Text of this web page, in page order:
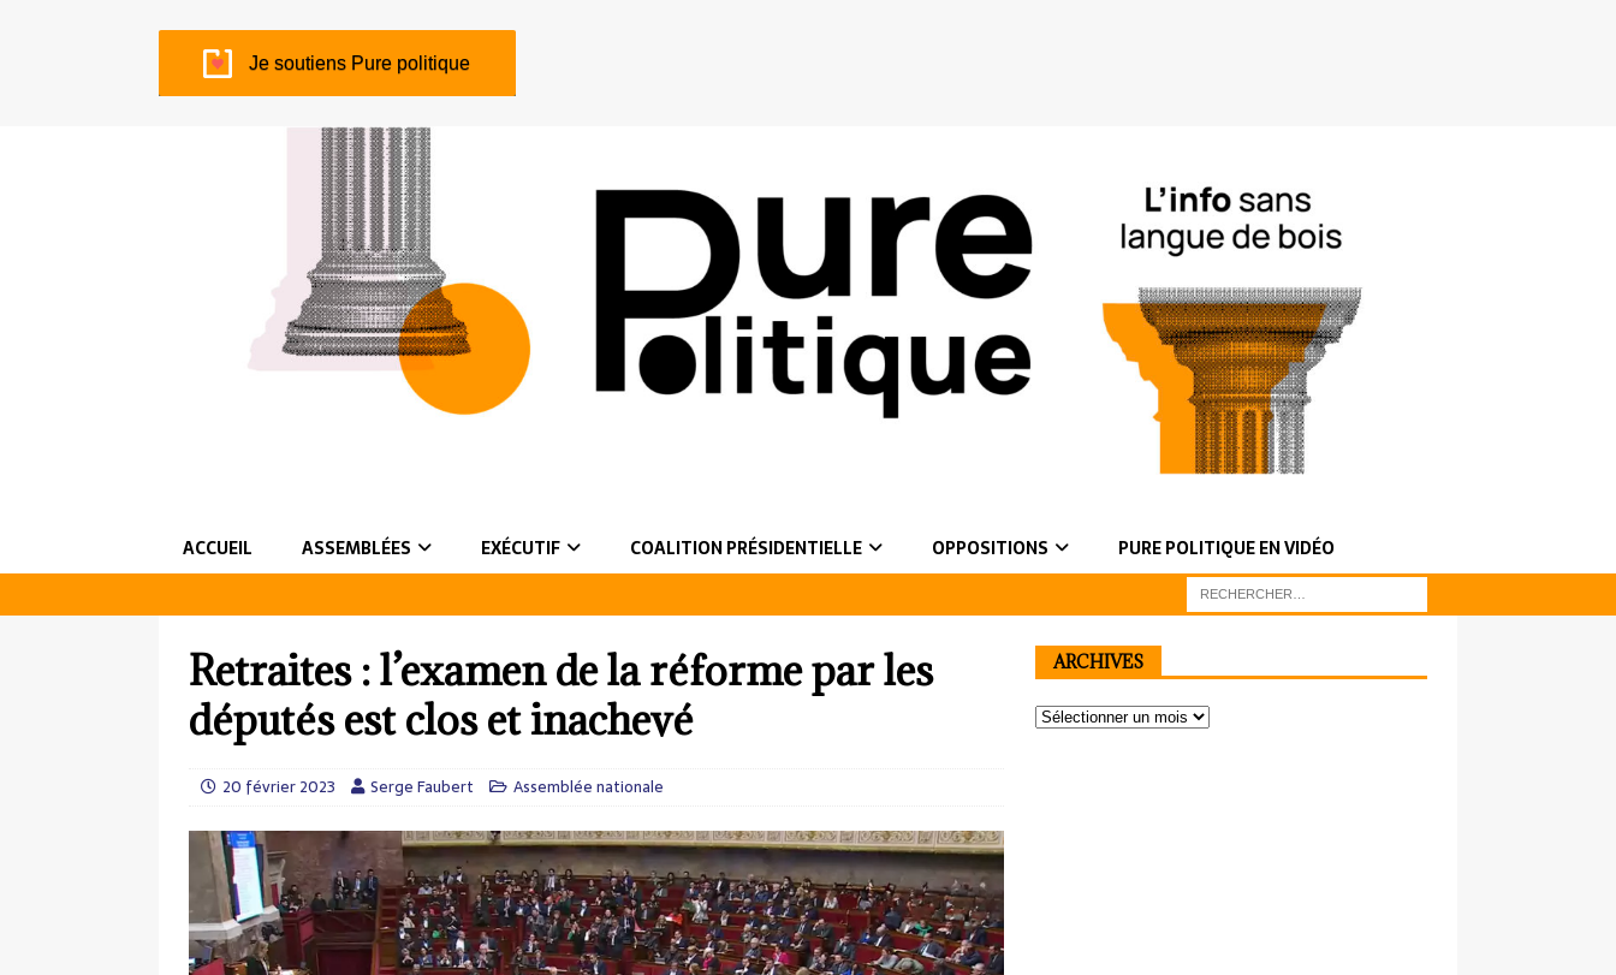
Je soutiens Pure politique
ACCUEIL ASSEMBLÉES EXÉCUTIF COALITION PRÉSIDENTIELLE OPPOSITIONS PURE POLITIQUE EN VIDÉO
Retraites : l’examen de la réforme par les
députés est clos et inachevé
20 février 2023 Serge Faubert Assemblée nationale
ARCHIVES